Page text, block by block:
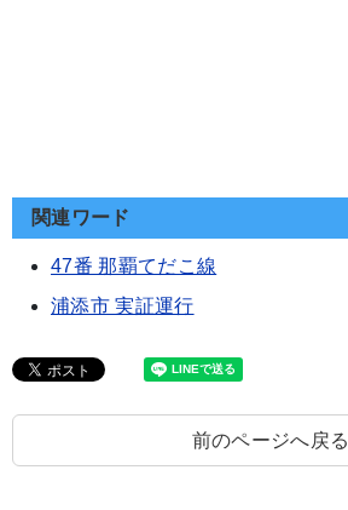
関連ワード
47番 那覇てだこ線
浦添市 実証運行
前のページへ戻る